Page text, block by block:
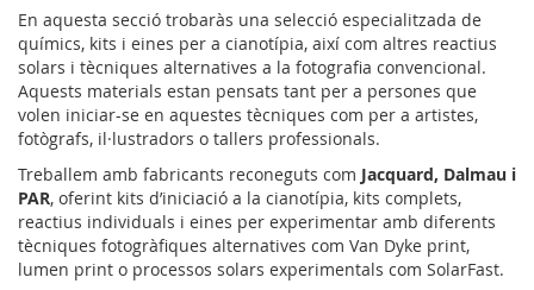
En aquesta secció trobaràs una selecció especialitzada de
químics, kits i eines per a cianotípia, així com altres reactius
solars i tècniques alternatives a la fotografia convencional.
Aquests materials estan pensats tant per a persones que
volen iniciar-se en aquestes tècniques com per a artistes,
fotògrafs, il·lustradors o tallers professionals.
Treballem amb fabricants reconeguts com Jacquard, Dalmau i
PAR, oferint kits d’iniciació a la cianotípia, kits complets,
reactius individuals i eines per experimentar amb diferents
tècniques fotogràfiques alternatives com Van Dyke print,
lumen print o processos solars experimentals com SolarFast.